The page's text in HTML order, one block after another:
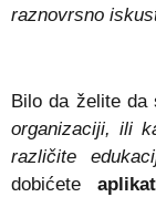
raznovrsno
Bilo da želite
organizaciji, ili
različite
dobićete